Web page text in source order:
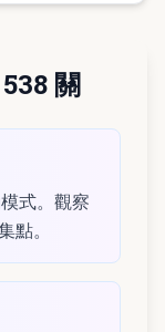
關
式。觀察
點。